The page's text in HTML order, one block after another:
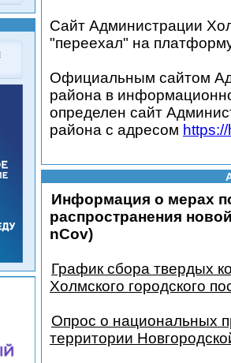
Сайт Администрации
"переехал" на
Официальным сайтом
района в
определен сайт
района с адресом
Информация о мерах
распространения
nCov)
График сбора твердых
Холмского городского
Опрос о национальных
территории